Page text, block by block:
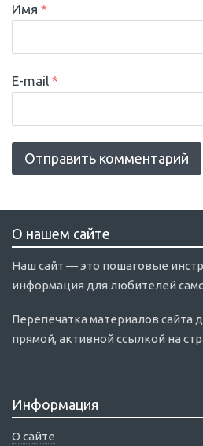
Имя *
E-mail *
О нашем сайте
Наш сайт — это пошаговые
информация для любителей
Перепечатка материалов сайта
прямой, активной ссылкой на
Информация
О сайте